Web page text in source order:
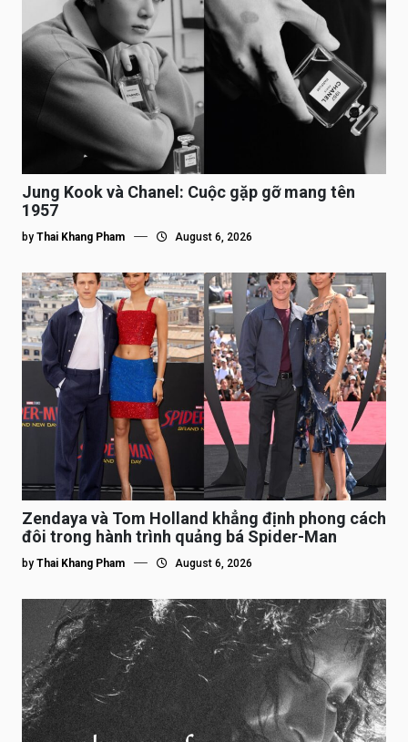
Jung Kook và Chanel: Cuộc gặp gỡ mang tên
1957
by Thai Khang Pham August 6, 2026
Zendaya và Tom Holland khẳng định phong cách
đôi trong hành trình quảng bá Spider-Man
by Thai Khang Pham August 6, 2026